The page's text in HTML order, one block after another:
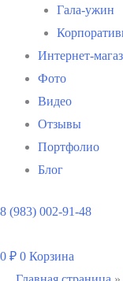
Гала-ужин
Интернет-
Фото
Видео
Отзывы
Портфолио
Блог
8 (983) 002-91-48
0 ₽ 0 Корзина